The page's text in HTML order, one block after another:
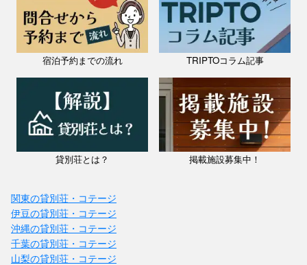
宿泊予約までの流れ TRIPTOコラム記事
貸別荘とは？ 掲載施設募集中！
関東の貸別荘・コテージ
伊豆の貸別荘・コテージ
沖縄の貸別荘・コテージ
千葉の貸別荘・コテージ
山梨の貸別荘・コテージ